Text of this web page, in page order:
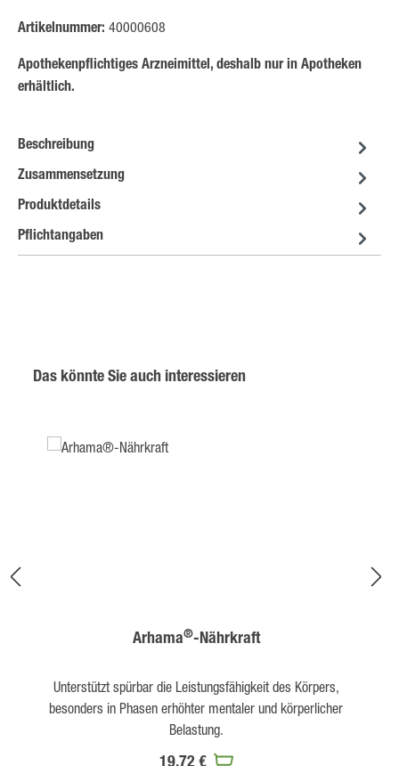
Artikelnummer: 40000608
Apothekenpflichtiges Arzneimittel, deshalb nur in Apotheken
erhältlich.
Beschreibung
Zusammensetzung
Produktdetails
Pflichtangaben
Produktgalerie überspringen
Das könnte Sie auch interessieren
Arhama®-Nährkraft
Unterstützt spürbar die Leistungsfähigkeit des Körpers,
besonders in Phasen erhöhter mentaler und körperlicher
Belastung.
19,72 €